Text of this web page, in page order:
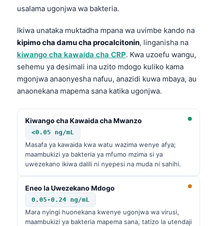
usalama ugonjwa wa bakteria.
Ikiwa unataka muktadha mpana wa uvimbe kando na
kipimo cha damu cha procalcitonin, linganisha na
kiwango cha kawaida cha CRP. Kwa uzoefu wangu,
sehemu ya desimali ina uzito mdogo kuliko kama
mgonjwa anaonyesha nafuu, anazidi kuwa mbaya, au
anaonekana mapema sana katika ugonjwa.
Kiwango cha Kawaida cha Mwanzo
<0.05 ng/mL
Masafa ya kawaida kwa watu wazima wenye afya;
maambukizi ya bakteria ya mfumo mzima si ya
uwezekano ikiwa dalili ni nyepesi na muda ni sahihi.
Eneo la Uwezekano Mdogo
0.05-0.24 ng/mL
Mara nyingi huonekana kwenye ugonjwa wa virusi,
maambukizi ya bakteria mapema sana, tatizo la utendaji